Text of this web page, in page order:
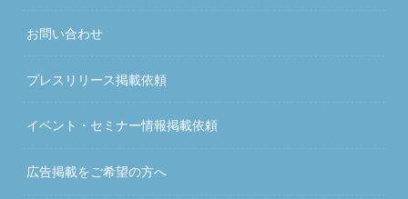
お問い合わせ
プレスリリース掲載依頼
イベント・セミナー情報掲載依頼
広告掲載をご希望の方へ